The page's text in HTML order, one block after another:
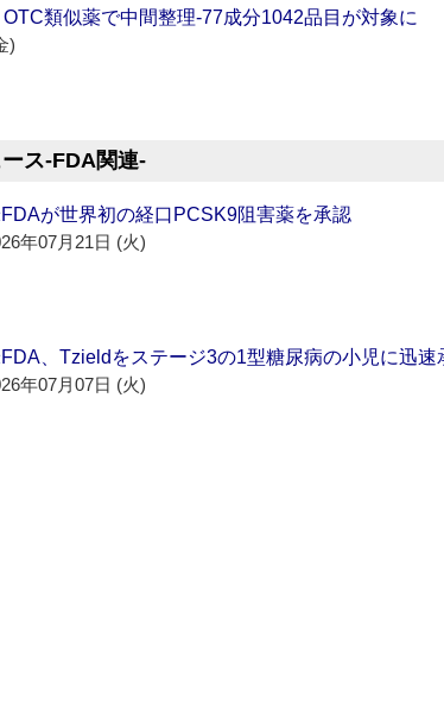
OTC類似薬で中間整理‐77成分1042品目が対象に
)
ス‐FDA関連‐
が世界初の経口PCSK9阻害薬を承認
年07月21日 (火)
、Tzieldをステージ3の1型糖尿病の小児に迅速
年07月07日 (火)